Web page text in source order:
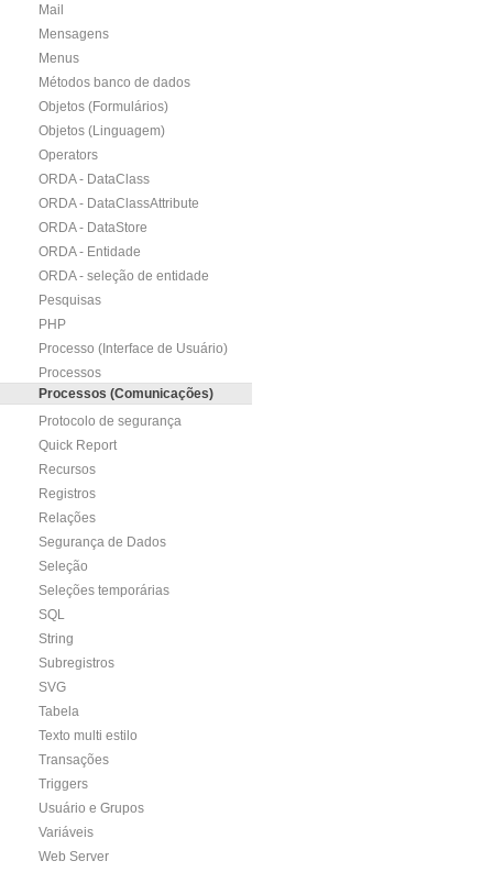
Mail
Mensagens
Menus
Métodos banco de dados
Objetos (Formulários)
Objetos (Linguagem)
Operators
ORDA - DataClass
ORDA - DataClassAttribute
ORDA - DataStore
ORDA - Entidade
ORDA - seleção de entidade
Pesquisas
PHP
Processo (Interface de Usuário)
Processos
Processos (Comunicações)
Protocolo de segurança
Quick Report
Recursos
Registros
Relações
Segurança de Dados
Seleção
Seleções temporárias
SQL
String
Subregistros
SVG
Tabela
Texto multi estilo
Transações
Triggers
Usuário e Grupos
Variáveis
Web Server